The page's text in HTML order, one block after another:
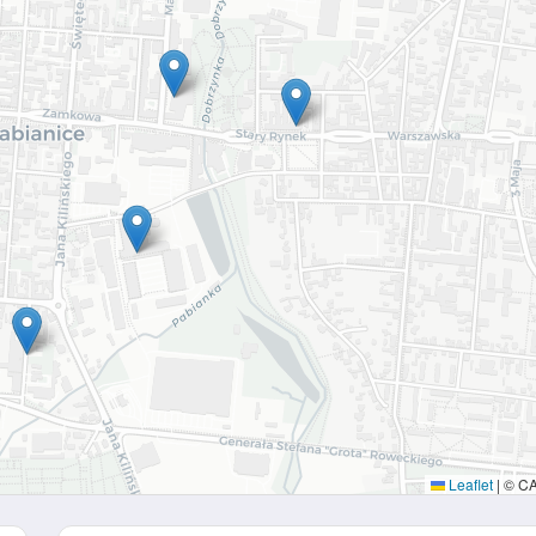
Leaflet | ©